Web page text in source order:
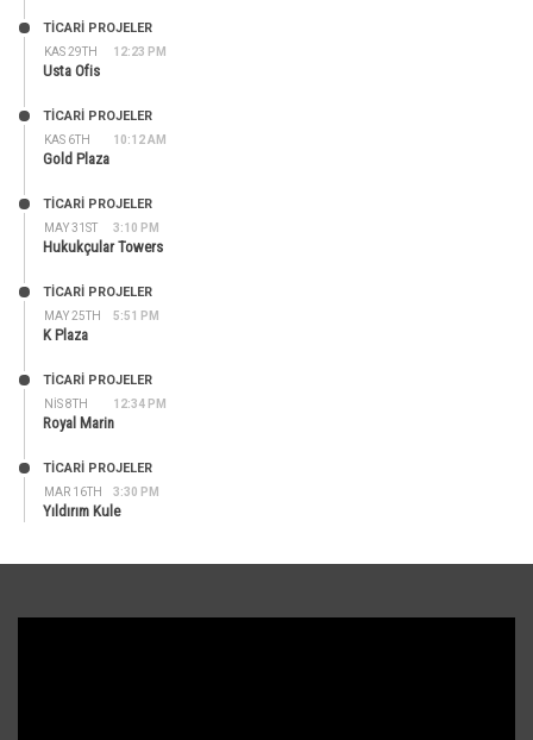
KAS 29TH 12:23 PM
TİCARİ PROJELER
Usta Ofis
KAS 6TH 10:12 AM
TİCARİ PROJELER
Gold Plaza
MAY 31ST 3:10 PM
TİCARİ PROJELER
Hukukçular Towers
MAY 25TH 5:51 PM
TİCARİ PROJELER
K Plaza
NIS 8TH 12:34 PM
TİCARİ PROJELER
Royal Marin
MAR 16TH 3:30 PM
TİCARİ PROJELER
Yıldırım Kule